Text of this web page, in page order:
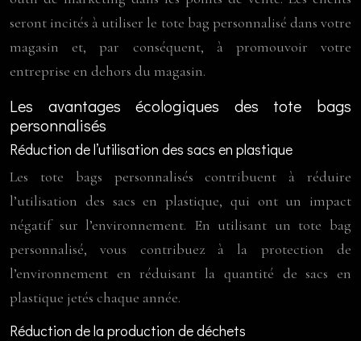
seront incités à utiliser le tote bag personnalisé dans votre
magasin et, par conséquent, à promouvoir votre
entreprise en dehors du magasin.
Les avantages écologiques des tote bags
personnalisés
Réduction de l’utilisation des sacs en plastique
Les tote bags personnalisés contribuent à réduire
l’utilisation des sacs en plastique, qui ont un impact
négatif sur l’environnement. En utilisant un tote bag
personnalisé, vous contribuez à la protection de
l’environnement en réduisant la quantité de sacs en
plastique jetés chaque année.
Réduction de la production de déchets